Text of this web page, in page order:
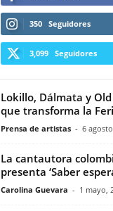
350 Seguidores
3,099 Seguidores
Lokillo, Dálmata y
que transforma la
Prensa de artistas - 6
La cantautora
presenta ‘Saber
Carolina Guevara - 1 mayo,